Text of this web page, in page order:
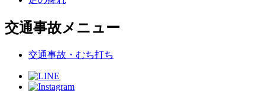
交通事故メニュー
交通事故・むち打ち